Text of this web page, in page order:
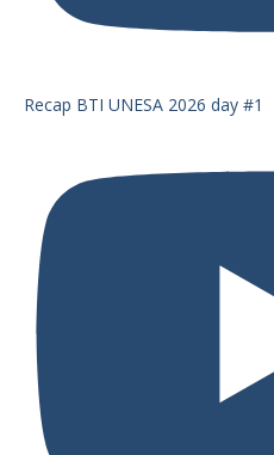
Recap BTI UNESA 2026 day #1